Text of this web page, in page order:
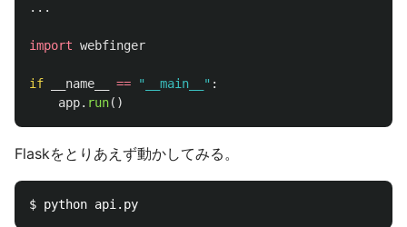
...
import webfinger
if __name__ == " __main__ " :
app. run()
Flaskをとりあえず動かしてみる。